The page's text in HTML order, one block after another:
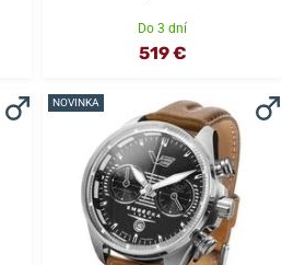
Do 3 dní
519 €
NOVINKA